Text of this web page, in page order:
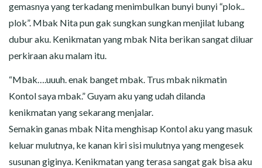
gemasnya yang terkadang menimbulkan bunyi bunyi “plok..
plok”. Mbak Nita pun gak sungkan sungkan menjilat lubang
dubur aku. Kenikmatan yang mbak Nita berikan sangat diluar
perkiraan aku malam itu.
“Mbak….uuuh. enak banget mbak. Trus mbak nikmatin
Kontol saya mbak.” Guyam aku yang udah dilanda
kenikmatan yang sekarang menjalar.
Semakin ganas mbak Nita menghisap Kontol aku yang masuk
keluar mulutnya, ke kanan kiri sisi mulutnya yang mengesek
susunan giginya. Kenikmatan yang terasa sangat gak bisa aku